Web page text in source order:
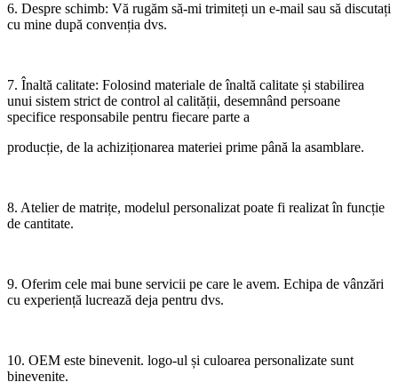
6. Despre schimb: Vă rugăm să-mi trimiteți un e-mail sau să discutați
cu mine după convenția dvs.
7. Înaltă calitate: Folosind materiale de înaltă calitate și stabilirea
unui sistem strict de control al calității, desemnând persoane
specifice responsabile pentru fiecare parte a
producție, de la achiziționarea materiei prime până la asamblare.
8. Atelier de matrițe, modelul personalizat poate fi realizat în funcție
de cantitate.
9. Oferim cele mai bune servicii pe care le avem. Echipa de vânzări
cu experiență lucrează deja pentru dvs.
10. OEM este binevenit. logo-ul și culoarea personalizate sunt
binevenite.